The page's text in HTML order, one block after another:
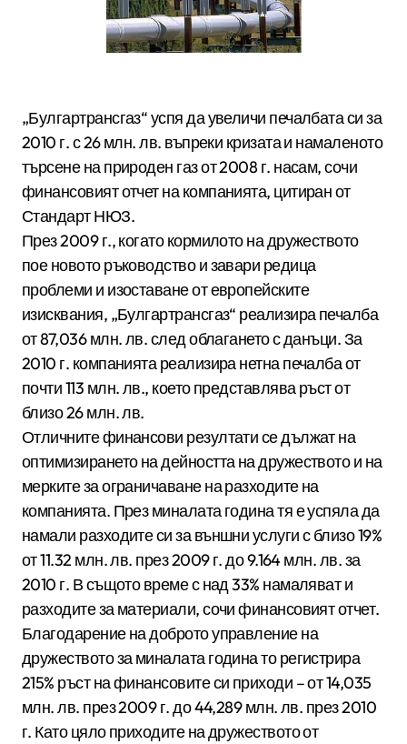
„Булгартрансгаз“ успя да увеличи печалбата си за
2010 г. с 26 млн. лв. въпреки кризата и намаленото
търсене на природен газ от 2008 г. насам, сочи
финансовият отчет на компанията, цитиран от
Стандарт НЮЗ.
През 2009 г., когато кормилото на дружеството
пое новото ръководство и завари редица
проблеми и изоставане от европейските
изисквания, „Булгартрансгаз“ реализира печалба
от 87,036 млн. лв. след облагането с данъци. За
2010 г. компанията реализира нетна печалба от
почти 113 млн. лв., което представлява ръст от
близо 26 млн. лв.
Отличните финансови резултати се дължат на
оптимизирането на дейността на дружеството и на
мерките за ограничаване на разходите на
компанията. През миналата година тя е успяла да
намали разходите си за външни услуги с близо 19%
от 11.32 млн. лв. през 2009 г. до 9.164 млн. лв. за
2010 г. В същото време с над 33% намаляват и
разходите за материали, сочи финансовият отчет.
Благодарение на доброто управление на
дружеството за миналата година то регистрира
215% ръст на финансовите си приходи – от 14,035
млн. лв. през 2009 г. до 44,289 млн. лв. през 2010
г. Като цяло приходите на дружеството от